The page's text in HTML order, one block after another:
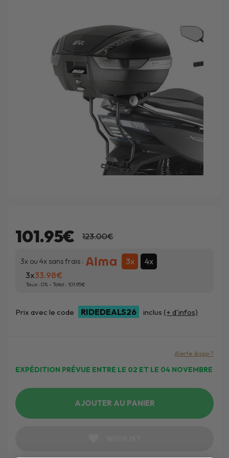
101.95€ 123.00€
3x ou 4x sans frais : 3x 4x
3x33.98
Taux : 0% - Total : 101.95
Prix avec le code RIDEDEALS26 inclus (+ d'infos)
EXPÉDITION PRÉVUE ENTRE LE 02 ET LE 04 NOVEMBRE
Alerte dispo ?
AJOUTER AU PANIER